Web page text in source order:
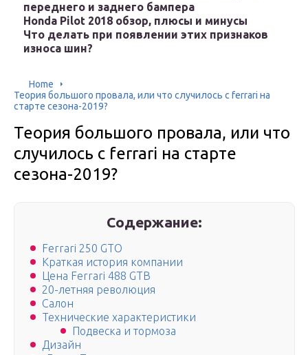
Home
Теория большого провала, или что случилось с ferrari на
старте сезона-2019?
Теория большого провала, или что
случилось с ferrari на старте
сезона-2019?
Содержание:
Ferrari 250 GTO
Краткая история компании
Цена Ferrari 488 GTB
20-летняя революция
Салон
Технические характеристики
Подвеска и тормоза
Дизайн
переднего и заднего бампера
Honda Pilot 2018 обзор, плюсы и минусы
Что делать при появлении этих признаков
износа шин?